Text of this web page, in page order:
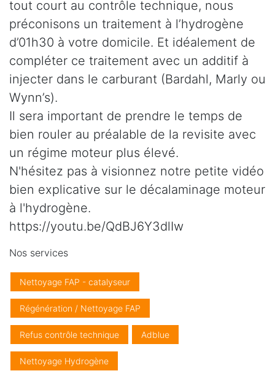
tout court au contrôle technique, nous
préconisons un traitement à l’hydrogène
d’01h30 à votre domicile. Et idéalement de
compléter ce traitement avec un additif à
injecter dans le carburant (Bardahl, Marly ou
Wynn’s).
Il sera important de prendre le temps de
bien rouler au préalable de la revisite avec
un régime moteur plus élevé.
N'hésitez pas à visionnez notre petite vidéo
bien explicative sur le décalaminage moteur
à l'hydrogène.
https://youtu.be/QdBJ6Y3dlIw
Nos services
Nettoyage FAP - catalyseur
Régénération / Nettoyage FAP
Refus contrôle technique Adblue
Nettoyage Hydrogène